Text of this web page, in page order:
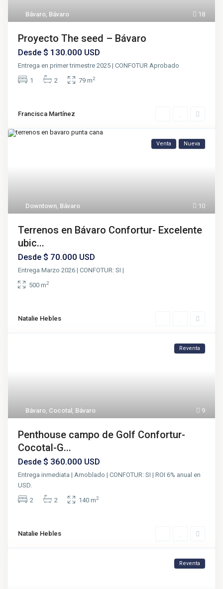
18
Bávaro, Bávaro
Proyecto The seed – Bávaro
Desde $ 130.000 USD
Entrega en primer trimestre 2025 | CONFOTUR Aprobado
1
2 79 m2
Francisca Martínez
10
Downtown, Bávaro
Venta Nueva
Terrenos en Bávaro Confortur- Excelente
ubic...
Desde $ 70.000 USD
Entrega Marzo 2026 | CONFOTUR: SI |
500 m2
Natalie Hebles
9
Bávaro, Cocotal , Bávaro
Reventa
Penthouse campo de Golf Confortur-
Cocotal-G...
Desde $ 360.000 USD
Entrega inmediata | Amoblado | CONFOTUR: SI | ROI 6% anual en
USD.
2
2 140 m2
Natalie Hebles
Reventa